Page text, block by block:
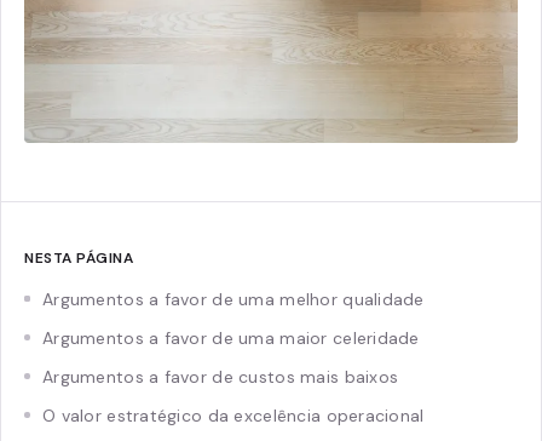
NESTA PÁGINA
Argumentos a favor de uma melhor qualidade
Argumentos a favor de uma maior celeridade
Argumentos a favor de custos mais baixos
O valor estratégico da excelência operacional